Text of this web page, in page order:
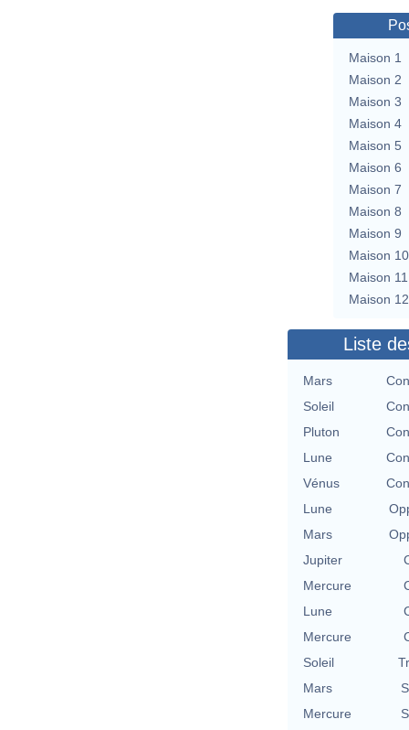
Maison 1
Maison 2
Maison 3
Maison 4
Maison 5
Maison 6
Maison 7
Maison 8
Maison 9
Maison 10
Maison 11
Maison 12
Liste
Mars
Soleil
Pluton
Lune
Vénus
Lune
Mars
Jupiter
Mercure
Lune
Mercure
Soleil
Mars
Mercure